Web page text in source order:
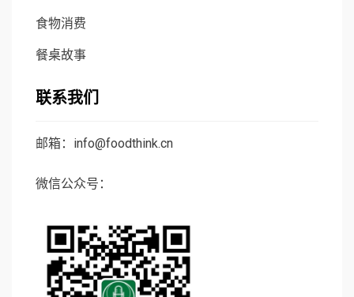
食物消费
餐桌故事
联系我们
邮箱：info@foodthink.cn
微信公众号：